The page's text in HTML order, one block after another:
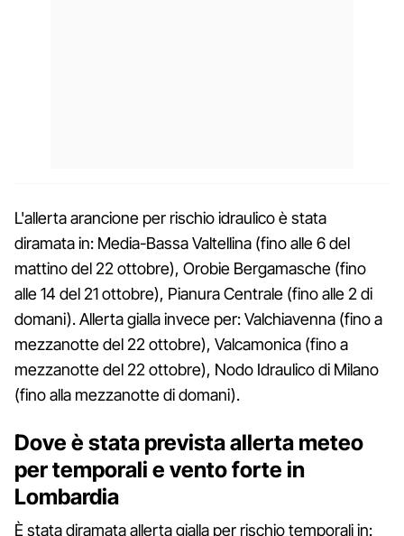
L'allerta arancione per rischio idraulico è stata
diramata in: Media-Bassa Valtellina (fino alle 6 del
mattino del 22 ottobre), Orobie Bergamasche (fino
alle 14 del 21 ottobre), Pianura Centrale (fino alle 2 di
domani). Allerta gialla invece per: Valchiavenna (fino a
mezzanotte del 22 ottobre), Valcamonica (fino a
mezzanotte del 22 ottobre), Nodo Idraulico di Milano
(fino alla mezzanotte di domani).
Dove è stata prevista allerta meteo
per temporali e vento forte in
Lombardia
È stata diramata allerta gialla per rischio temporali in: